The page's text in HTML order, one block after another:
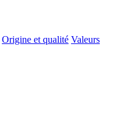
Origine et qualité Valeurs